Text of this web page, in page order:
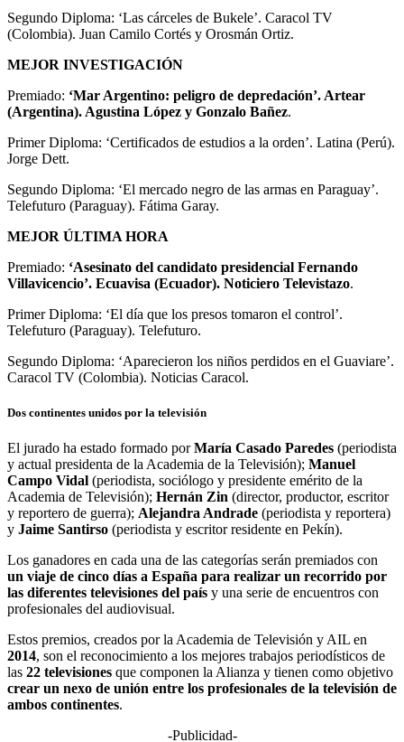
Segundo Diploma: ‘Las cárceles de Bukele’. Caracol TV
(Colombia). Juan Camilo Cortés y Orosmán Ortiz.
MEJOR INVESTIGACIÓN
Premiado: ‘Mar Argentino: peligro de depredación’. Artear
(Argentina). Agustina López y Gonzalo Bañez.
Primer Diploma: ‘Certificados de estudios a la orden’. Latina (Perú).
Jorge Dett.
Segundo Diploma: ‘El mercado negro de las armas en Paraguay’.
Telefuturo (Paraguay). Fátima Garay.
MEJOR ÚLTIMA HORA
Premiado: ‘Asesinato del candidato presidencial Fernando
Villavicencio’. Ecuavisa (Ecuador). Noticiero Televistazo.
Primer Diploma: ‘El día que los presos tomaron el control’.
Telefuturo (Paraguay). Telefuturo.
Segundo Diploma: ‘Aparecieron los niños perdidos en el Guaviare’.
Caracol TV (Colombia). Noticias Caracol.
Dos continentes unidos por la televisión
El jurado ha estado formado porMaría Casado Paredes (periodista
y actual presidenta de la Academia de la Televisión); Manuel
Campo Vidal (periodista, sociólogo y presidente emérito de la
Academia de Televisión); Hernán Zin (director, productor, escritor
y reportero de guerra); Alejandra Andrade (periodista y reportera)
y Jaime Santirso (periodista y escritor residente en Pekín).
Los ganadores en cada una de las categorías serán premiados con
un viaje de cinco días a España para realizar un recorrido por
las diferentes televisiones del país y una serie de encuentros con
profesionales del audiovisual.
Estos premios, creados por la Academia de Televisión y AIL en
2014, son el reconocimiento a los mejores trabajos periodísticos de
las 22 televisiones que componen la Alianza y tienen como objetivo
crear un nexo de unión entre los profesionales de la televisión de
ambos continentes.
-Publicidad-